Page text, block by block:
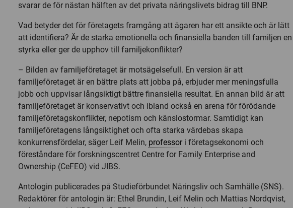
svarar de för nästan hälften av det privata näringslivets bidrag till BNP.
Vad betyder det för företagets framgång att ägaren har ett ansikte och är lätt
att identifiera? Är de starka emotionella och finansiella banden till familjen en
styrka eller ger de upphov till familjekonflikter?
– Bilden av familjeföretaget är motsägelsefull. En version är att
familjeföretaget är en bättre plats att jobba på, erbjuder mer meningsfulla
jobb och uppvisar långsiktigt bättre finansiella resultat. En annan bild är att
familjeföretaget är konservativt och ibland också en arena för förödande
familjeföretagskonflikter, nepotism och känslostormar. Samtidigt kan
familjeföretagens långsiktighet och ofta starka värdebas skapa
konkurrensfördelar, säger Leif Melin, professori företagsekonomi och
föreståndare för forskningscentret Centre for Family Enterprise and
Ownership (CeFEO) vid JIBS.
Antologin publicerades på Studieförbundet Näringsliv och Samhälle (SNS).
Redaktörer för antologin är: Ethel Brundin, Leif Melin och Mattias Nordqvist,